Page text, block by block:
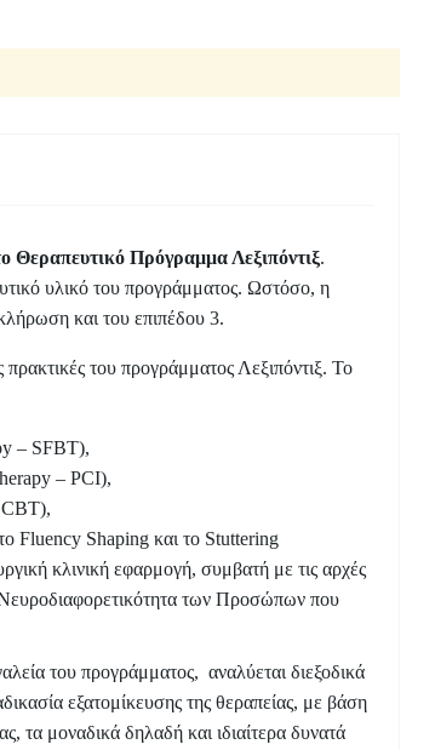
Θεραπευτικό Πρόγραμμα Λεξιπόντιξ.
υλικό του προγράμματος. Ωστόσο, η
και του επιπέδου 3.
πρακτικές του προγράμματος Λεξιπόντιξ. Το
– SFBT),
– PCI),
CBT),
Fluency Shaping και το Stuttering
κλινική εφαρμογή, συμβατή με τις αρχές
των Προσώπων που
του προγράμματος, αναλύεται διεξοδικά
εξατομίκευσης της θεραπείας, με βάση
τα μοναδικά δηλαδή και ιδιαίτερα δυνατά